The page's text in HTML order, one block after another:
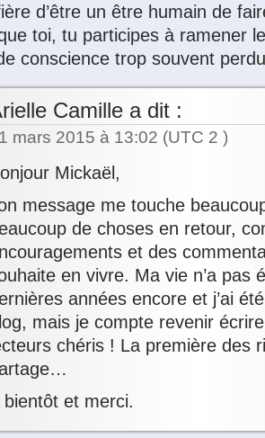
d’être un être humain de
toi, tu participes à ramener
conscience trop souvent
Camille a dit :
mars 2015 à 13:02 (UTC 2 )
Mickaël,
message me touche
de choses en retour,
et des
en vivre. Ma vie n’a pas
années encore et j’ai
mais je compte revenir
chéris ! La première des
bientôt et merci.